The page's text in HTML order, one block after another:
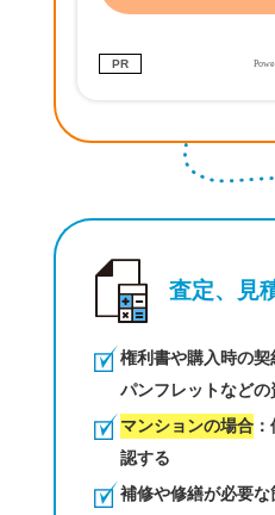
PR
査定、見
権利書や購入時の
パンフレットなど
マンションの場合
認する
補修や修繕が必要